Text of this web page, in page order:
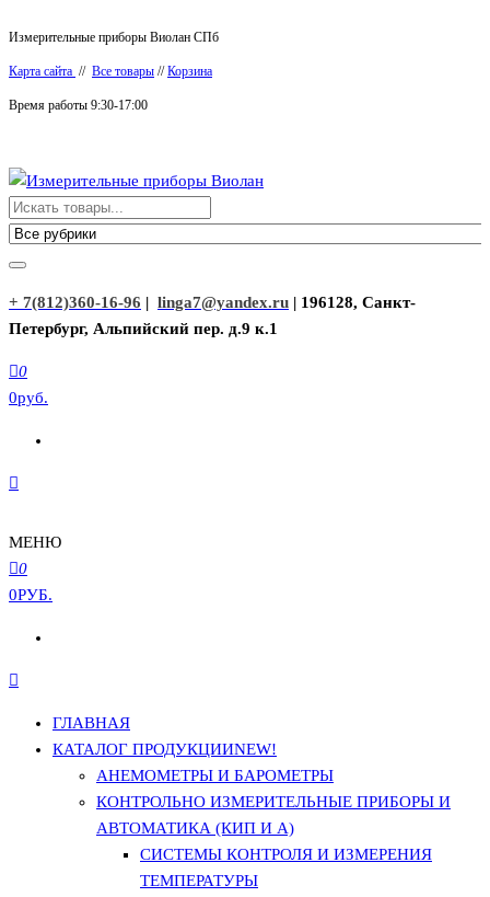
к
содержимому
Измерительные приборы Виолан СПб
Карта сайта // Все товары //Корзина
Время работы 9:30-17:00
Измерительные приборы Виолан
+ 7(812)360-16-96 | linga7@yandex.ru | 196128, Санкт-
Петербург, Альпийский пер. д.9 к.1
0
0руб.
МЕНЮ
0
0РУБ.
ГЛАВНАЯ
КАТАЛОГ ПРОДУКЦИИNEW!
АНЕМОМЕТРЫ И БАРОМЕТРЫ
КОНТРОЛЬНО ИЗМЕРИТЕЛЬНЫЕ ПРИБОРЫ И
АВТОМАТИКА (КИП И А)
СИСТЕМЫ КОНТРОЛЯ И ИЗМЕРЕНИЯ
ТЕМПЕРАТУРЫ